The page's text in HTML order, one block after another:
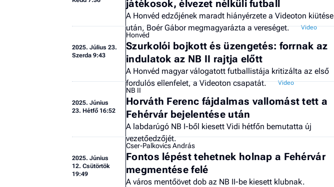
játékosok, élvezet nélküli futball
A Honvéd edzőjének maradt hiányérzete a Videoton kiütése
után, Boér Gábor megmagyarázta a vereséget.
2025. Július 23.
Szerda 9:43
Honvéd
Szurkolói bojkott és üzengetés: forrnak az
indulatok az NB II rajtja előtt
A Honvéd magyar válogatott futballistája kritizálta az első
fordulós ellenfelet, a Videoton csapatát.
2025. Június
23. Hétfő 16:52
NB II
Horváth Ferenc fájdalmas vallomást tett a
Fehérvár bejelentése után
A labdarúgó NB I-ből kiesett Vidi hétfőn bemutatta új
vezetőedzőjét.
2025. Június
12. Csütörtök
19:49
Cser-Palkovics András
Fontos lépést tehetnek holnap a Fehérvár
megmentése felé
A város mentőövet dob az NB II-be kiesett klubnak.